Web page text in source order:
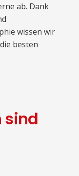
ab. Dank
wissen wir
besten
sind